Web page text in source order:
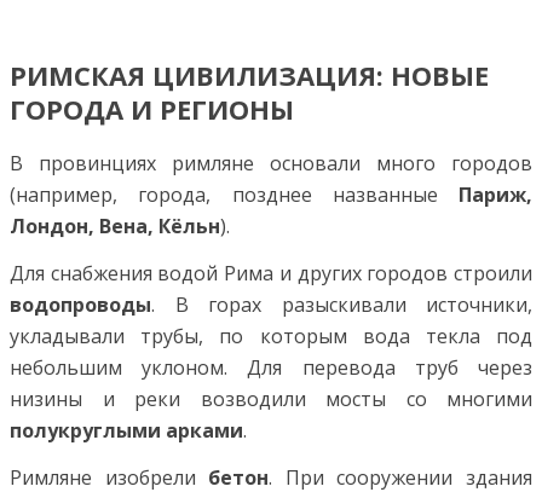
РИМСКАЯ ЦИВИЛИЗАЦИЯ: НОВЫЕ
ГОРОДА И РЕГИОНЫ
В провинциях римляне основали много городов
(например, города, позднее названные Париж,
Лондон, Вена, Кёльн).
Для снабжения водой Рима и других городов строили
водопроводы. В горах разыскивали источники,
укладывали трубы, по которым вода текла под
небольшим уклоном.Для перевода труб через
низины и реки возводили мосты со многими
полукруглыми арками.
Римляне изобрели бетон. При сооружении здания